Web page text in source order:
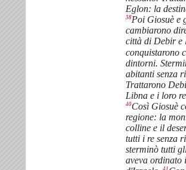
Eglon: la
38Poi Giosuè e
cambiarono
città di Debir e
conquistarono
dintorni.
abitanti senza
Trattarono
Libna e i loro
40Così Giosuè
regione: la
colline e il
tutti i re senza
sterminò tutti
aveva ordinato